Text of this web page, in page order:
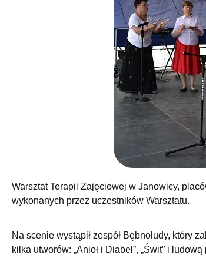
Warsztat Terapii Zajęciowej w Janowicy,
wykonanych przez uczestników Warsztatu.
Na scenie wystąpił zespół Bębnoludy, który
kilka utworów: „Anioł i Diabeł”, „Świt” i